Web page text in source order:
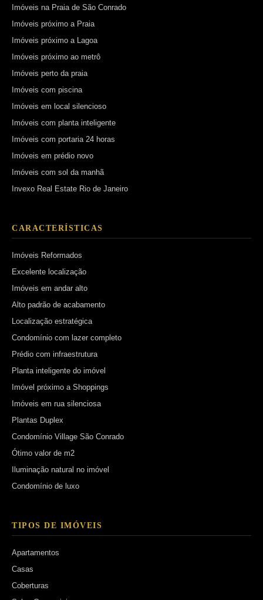
Imóveis na Praia de São Conrado
Imóveis próximo a Praia
Imóveis próximo a Lagoa
Imóveis próximo ao metrô
Imóveis perto da praia
Imóveis com piscina
Imóveis em local silencioso
Imóveis com planta inteligente
Imóveis com portaria 24 horas
Imóveis em prédio novo
Imóveis com sol da manhã
Invexo Real Estate Rio de Janeiro
CARACTERÍSTICAS
Imóveis Reformados
Excelente localização
Imóveis em andar alto
Alto padrão de acabamento
Localização estratégica
Condomínio com lazer completo
Prédio com infraestrutura
Planta inteligente do imóvel
Imóvel próximo a Shoppings
Imóveis em rua silenciosa
Plantas Duplex
Condomínio Village São Conrado
Ótimo valor de m2
Iluminação natural no imóvel
Condomínio de luxo
TIPOS DE IMÓVEIS
Apartamentos
Casas
Coberturas